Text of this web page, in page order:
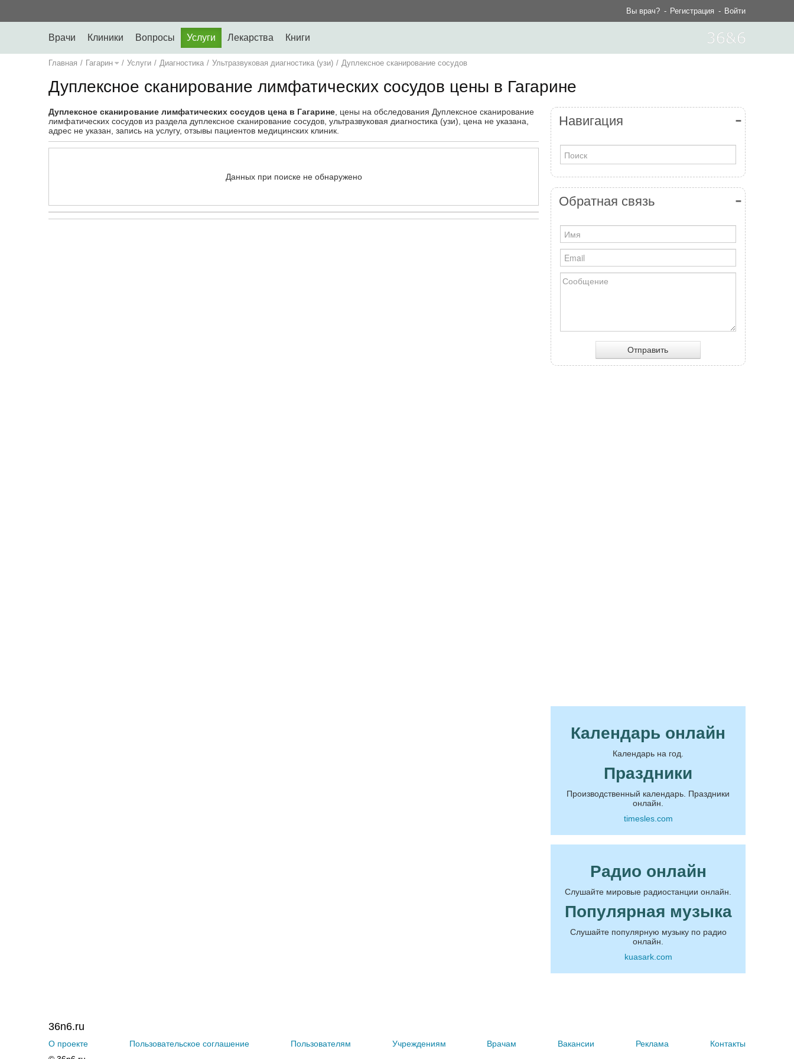
Вы врач? Регистрация Войти
Врачи Клиники Вопросы Услуги Лекарства Книги
Главная / Гагарин / Услуги / Диагностика / Ультразвуковая диагностика (узи) / Дуплексное сканирование сосудов
Дуплексное сканирование лимфатических сосудов цены в Гагарине
Дуплексное сканирование лимфатических сосудов цена в Гагарине , цены на обследования Дуплексное сканирование
лимфатических сосудов из раздела дуплексное сканирование сосудов, ультразвуковая диагностика (узи), цена не указана,
адрес не указан, запись на услугу, отзывы пациентов медицинских клиник.
Данных при поиске не обнаружено
Навигация
Обратная связь
Отправить
Календарь онлайн
Календарь на год.
Праздники
Производственный календарь. Праздники
онлайн.
timesles.com
Радио онлайн
Слушайте мировые радиостанции онлайн.
Популярная музыка
Слушайте популярную музыку по радио
онлайн.
kuasark.com
36n6.ru
О проекте Пользовательское соглашение Пользователям Учреждениям Врачам Вакансии Реклама
Контакты